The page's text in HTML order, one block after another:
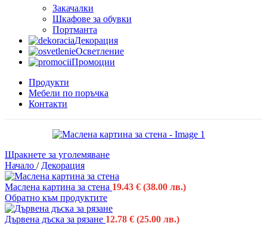
Закачалки
Шкафове за обувки
Портманта
Декорация
Осветление
Промоции
Продукти
Мебели по поръчка
Контакти
Щракнете за уголемяване
Начало / Декорация
Маслена картина за стена 19.43 € (38.00 лв.)
Обратно към продуктите
Дървена дъска за рязане 12.78 € (25.00 лв.)